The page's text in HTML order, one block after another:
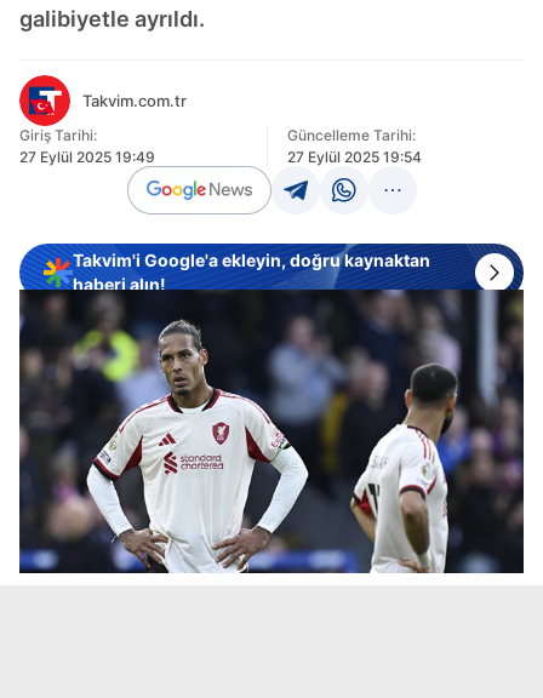
galibiyetle ayrıldı.
Takvim.com.tr
Giriş Tarihi:
27 Eylül 2025 19:49
Güncelleme Tarihi:
27 Eylül 2025 19:54
Takvim'i Google'a ekleyin, doğru kaynaktan
haberi alın!